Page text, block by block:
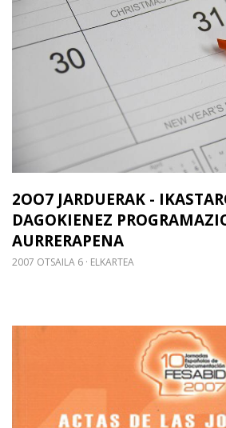
2OO7 JARDUERAK -
DAGOKIENEZ
AURRERAPENA
2007 OTSAILA 6 ELKARTEA
Gehiago irakurri: Espainako